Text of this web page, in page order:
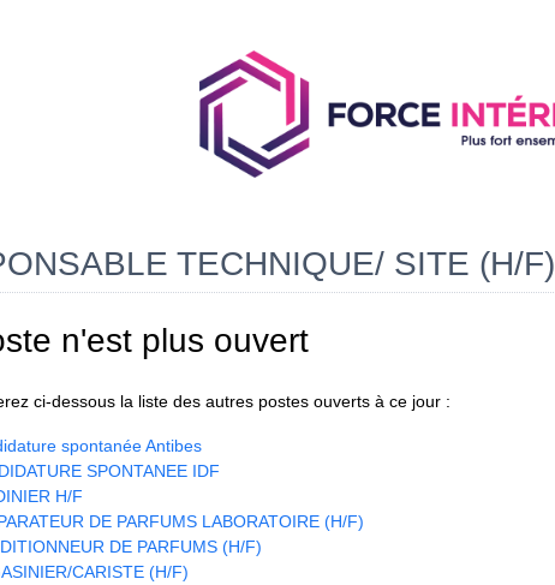
TECHNIQUE/ SITE (H/F)
n'est plus ouvert
ci-dessous la liste des autres postes ouverts à ce jour :
spontanée Antibes
SPONTANEE IDF
H/F
DE PARFUMS LABORATOIRE (H/F)
DE PARFUMS (H/F)
CARISTE (H/F)